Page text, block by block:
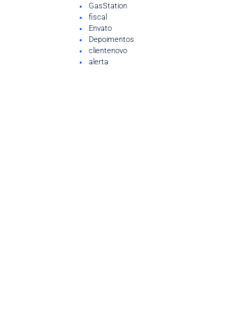
GasStation
fiscal
Envato
Depoimentos
clientenovo
alerta